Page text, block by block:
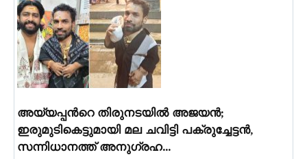
അയ്യപ്പൻറെ തിരുനടയിൽ അജയൻ;
ഇരുമുടികെട്ടുമായി മല ചവിട്ടി പക്രുച്ചേട്ടൻ,
സന്നിധാനത്ത് അനുഗ്രഹ…